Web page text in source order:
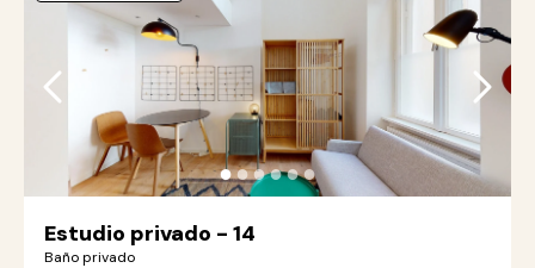
●●●●●●
Estudio privado - 14
Baño privado